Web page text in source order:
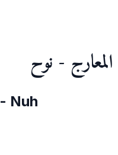
المعارج - نوح
- Nuh